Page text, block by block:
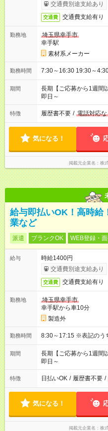
交通費別途支給あり
交通費 交通費支給有り
勤務地
埼玉県幸手市
幸手駅
素材系メーカー
勤務時間
期間
長期【ご応募から1週間
即日～
特徴 履歴書不要 / 電話対応
気になる！
掲載元企業名 株
給与即払いOK！高時給
業など
派遣 ブランクOK WEB登録・
給与
時給1400円
交通費別途支給あり
交通費 交通費支給有り
勤務地
埼玉県幸手市
幸手駅から車10分
製造外
勤務時間 8:30～17:15 ※
期間
長期【ご応募から1週間
即日～
特徴 日払いOK / 履歴書不要 /
気になる！
掲載元企業名 株